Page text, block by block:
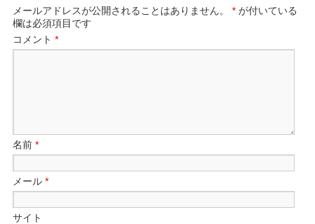
メールアドレスが公開されることはありません。 * が付いている
欄は必須項目です
コメント*
名前*
メール*
サイト